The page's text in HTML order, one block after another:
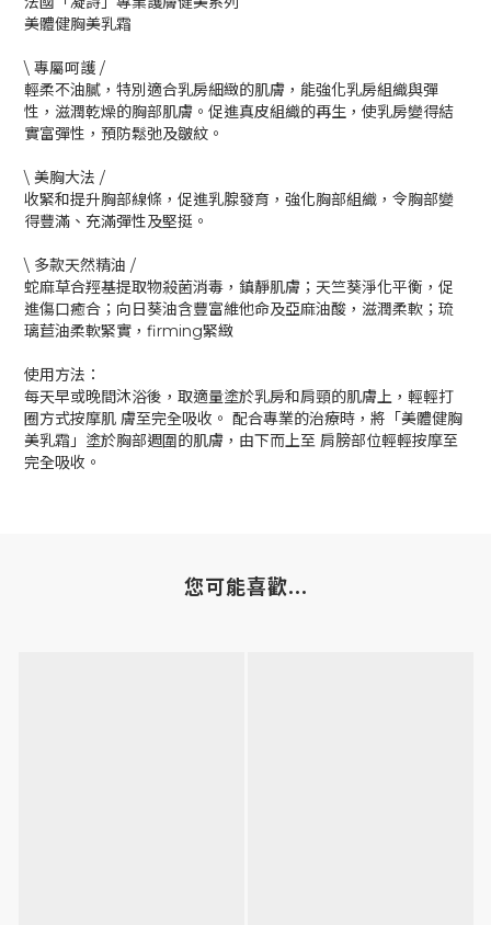
美體健胸美乳霜
\ 專屬呵護 /
輕柔不油膩，特別適合乳房細緻的肌膚，能強化乳房組織與彈
性，滋潤乾燥的胸部肌膚。促進真皮組織的再生，使乳房變得結
實富彈性，預防鬆弛及皺紋。
\ 美胸大法 /
收緊和提升胸部線條，促進乳腺發育，強化胸部組織，令胸部變
得豐滿、充滿彈性及堅挺。
\ 多款天然精油 /
蛇麻草合羥基提取物殺菌消毒，鎮靜肌膚；天竺葵淨化平衡，促
進傷口癒合；向日葵油含豐富維他命及亞麻油酸，滋潤柔軟；琉
璃苣油柔軟緊實，firming緊緻
使用方法：
每天早或晚間沐浴後，取適量塗於乳房和肩頸的肌膚上，輕輕打
圈方式按摩肌 膚至完全吸收。 配合專業的治療時，將「美體健胸
美乳霜」塗於胸部週圍的肌膚，由下而上至 肩膀部位輕輕按摩至
完全吸收。
您可能喜歡...